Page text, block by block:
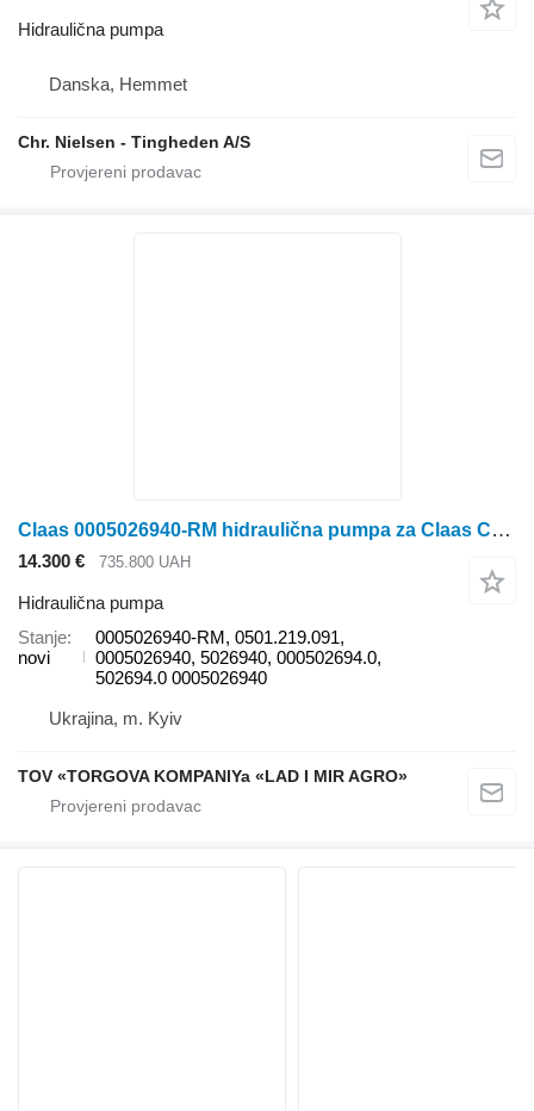
Hidraulična pumpa
Danska, Hemmet
Chr. Nielsen - Tingheden A/S
Claas 0005026940-RM hidraulična pumpa za Claas Cerikh Lexion, Tucano kombajna
14.300 € 735.800 UAH
Hidraulična pumpa
Stanje
novi
0005026940-RM, 0501.219.091,
0005026940, 5026940, 000502694.0,
502694.0 0005026940
Ukrajina, m. Kyiv
TOV «TORGOVA KOMPANIYa «LAD I MIR AGRO»